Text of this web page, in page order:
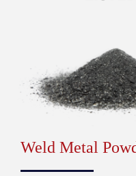
Weld Metal